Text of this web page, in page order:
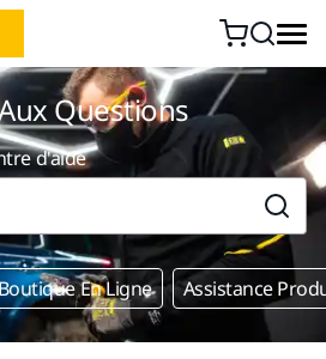
Questions
d'aide
En Ligne Assistance